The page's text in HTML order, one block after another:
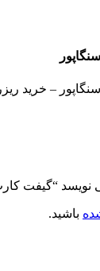
200 دلاری ریزر گلد
باشید.